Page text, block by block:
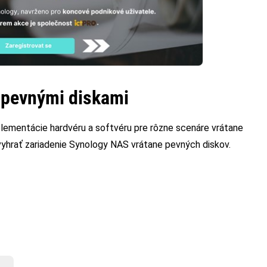
diskami
hardvéru a softvéru pre rôzne scenáre vrátane
zariadenie Synology NAS vrátane pevných diskov.